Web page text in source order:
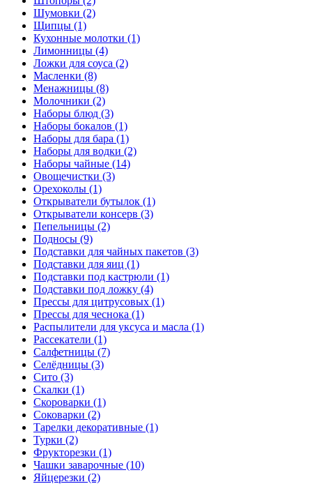
Шумовки (2)
Щипцы (1)
Кухонные молотки (1)
Лимонницы (4)
Ложки для соуса (2)
Масленки (8)
Менажницы (8)
Молочники (2)
Наборы блюд (3)
Наборы бокалов (1)
Наборы для бара (1)
Наборы для водки (2)
Наборы чайные (14)
Овощечистки (3)
Орехоколы (1)
Открыватели бутылок (1)
Открыватели консерв (3)
Пепельницы (2)
Подносы (9)
Подставки для чайных пакетов (3)
Подставки для яиц (1)
Подставки под кастрюли (1)
Подставки под ложку (4)
Прессы для цитрусовых (1)
Прессы для чеснока (1)
Распылители для уксуса и масла (1)
Рассекатели (1)
Салфетницы (7)
Селёдницы (3)
Сито (3)
Скалки (1)
Скороварки (1)
Соковарки (2)
Тарелки декоративные (1)
Турки (2)
Фрукторезки (1)
Чашки заварочные (10)
Яйцерезки (2)